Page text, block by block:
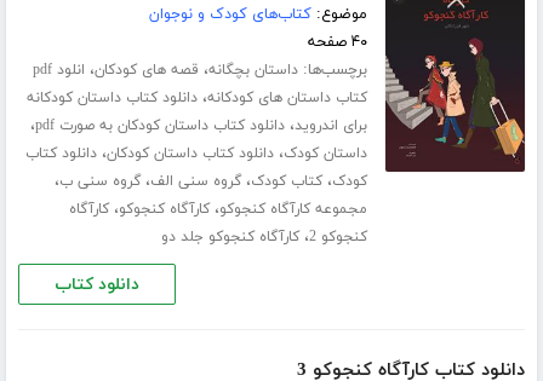
موضوع:کتاب‌های کودک و نوجوان
۴۰ صفحه
برچسب‌ها:داستان بچگانه، قصه های کودکان،
انلود pdf
کتاب داستان های کودکانه،دانلود کتاب داستان کودکانه
برای اندروید،دانلود کتاب داستان کودکان به صورت pdf ،
داستان کودک،دانلود کتاب داستان کودکان،دانلود کتاب
کودک،کتاب کودک،گروه سنی الف،گروه سنی ب،
مجموعه کارآگاه کنجوکو،کارآگاه کنجوکو،کارآگاه
کنجوکو 2 ،کارآگاه کنجوکو جلد دو
دانلود کتاب
دانلود کتاب کارآگاه کنجوکو 3